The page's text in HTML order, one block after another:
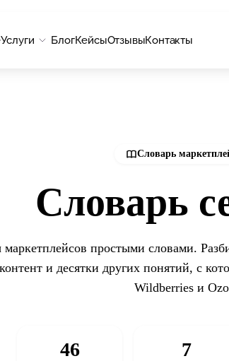
Услуги БлогКейсыОтзывыКонтакты
Словарь
Словарь
простыми словами.
и десятки других понятий, с
Wildberries и
46 7